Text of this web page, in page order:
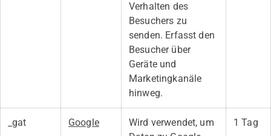
Verhalten des
Besuchers zu
senden. Erfasst den
Besucher über
Geräte und
Marketingkanäle
hinweg.
_gat Google
Wird verwendet, um
1 Tag